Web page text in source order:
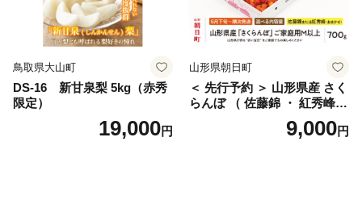
鳥取県大山町
DS-16 新甘泉梨 5kg（赤秀
限定）
19,000円
山形県朝日町
＜ 先行予約 ＞ 山形県産 さく
らんぼ （ 佐藤錦 ・ 紅秀峰
） ご家庭用 M以上 700g 【20
26年6月下旬から7月上旬発
9,000円